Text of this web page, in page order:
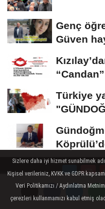
Genç
Güven
Türkiye
Künye İletişim Çerez
Sizlere daha iyi hizmet sunabilmek
Kişisel verileriniz, KVKK ve GDPR
Veri Politikamızı / Aydınlatma
çerezleri kullanmamızı kabul etmiş